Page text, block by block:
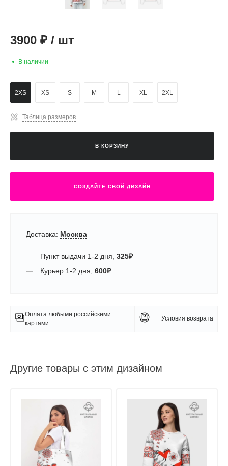
3900 ₽ / шт
В наличии
2XS XS S M L XL 2XL
Таблица размеров
В КОРЗИНУ
СОЗДАЙТЕ СВОЙ ДИЗАЙН
Доставка: Москва
Пункт выдачи 1-2 дня 325₽
Курьер 1-2 дня 600₽
Оплата любыми российскими
картами
Условия возврата
Другие товары с этим дизайном